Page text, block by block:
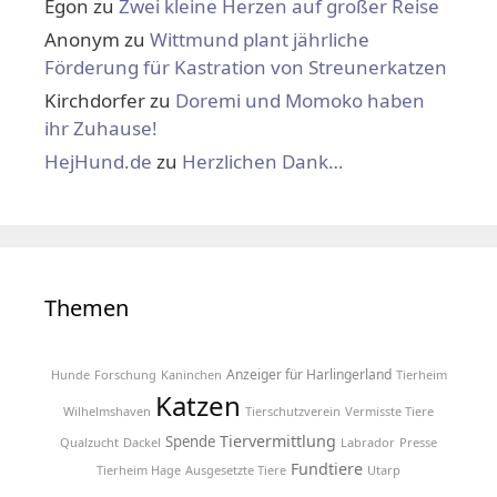
Egon zu Zwei kleine Herzen auf großer Reise
Anonym zu Wittmund plant jährliche
Förderung für Kastration von Streunerkatzen
Kirchdorferzu Doremi und Momoko haben
ihr Zuhause!
HejHund.de zu Herzlichen Dank…
Themen
Hunde Forschung Kaninchen Anzeiger für Harlingerland Tierheim
Wilhelmshaven Katzen Tierschutzverein Vermisste Tiere
Qualzucht Dackel Spende Tiervermittlung Labrador Presse
Tierheim Hage Ausgesetzte Tiere Fundtiere Utarp